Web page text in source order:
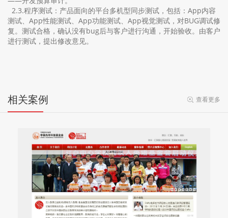
2.3.程序测试：产品面向的平台多机型同步测试，包括：App内容
测试、App性能测试、App功能测试、App视觉测试，对BUG调试修
复。测试合格，确认没有bug后与客户进行沟通，开始验收。由客户
进行测试，提出修改意见。
相关案例 查看更多